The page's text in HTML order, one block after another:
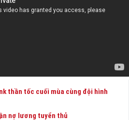
thần tốc cuối mùa cùng đội hình
nợ lương tuyển thủ